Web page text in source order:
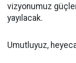
vizyonumuz
yayılacak.
Umutluyuz,